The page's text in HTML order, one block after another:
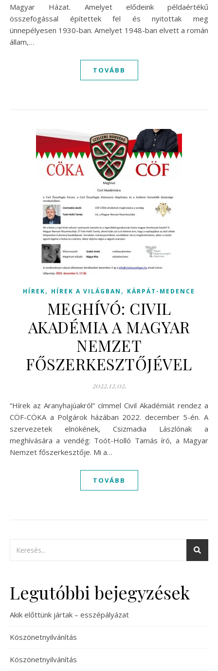
Magyar Házat. Amelyet elődeink példaértékű
összefogással építettek fel és nyitottak meg
ünnepélyesen 1930-ban. Amelyet 1948-ban elvett a román
állam,…
TOVÁBB
HÍREK, HÍREK A VILÁGBAN , KÁRPÁT-MEDENCE
MEGHÍVÓ: CIVIL
AKADÉMIA A MAGYAR
NEMZET
FŐSZERKESZTŐJÉVEL
2022.12.02.
“Hírek az Aranyhajúakról” címmel Civil Akadémiát rendez a
CÖF-CÖKA a Polgárok házában 2022. december 5-én. A
szervezetek elnökének, Csizmadia Lászlónak a
meghívására a vendég: Toót-Holló Tamás író, a Magyar
Nemzet főszerkesztője. Mi a…
TOVÁBB
Legutóbbi bejegyzések
Akik előttünk jártak – esszépályázat
Köszönetnyilvánítás
Köszönetnyilvánítás